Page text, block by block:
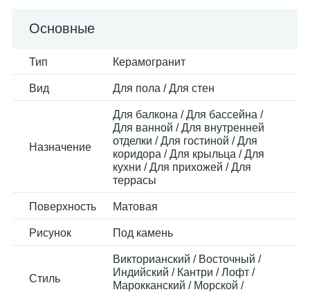
Основные
Тип Керамогранит
Вид Для пола / Для стен
Назначение
Для балкона / Для бассейна /
Для ванной / Для внутренней
отделки / Для гостиной / Для
коридора / Для крыльца / Для
кухни / Для прихожей / Для
террасы
Поверхность Матовая
Рисунок Под камень
Стиль
Викторианский / Восточный /
Индийский / Кантри / Лофт /
Марокканский / Морской /